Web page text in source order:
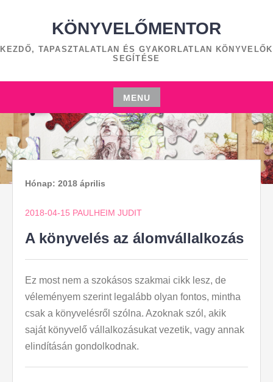
KÖNYVELŐMENTOR
KEZDŐ, TAPASZTALATLAN ÉS GYAKORLATLAN KÖNYVELŐK
SEGÍTÉSE
MENU
Skip
to
content
Hónap: 2018 április
2018-04-15 PAULHEIM JUDIT
A könyvelés az álomvállalkozás
Ez most nem a szokásos szakmai cikk lesz, de
véleményem szerint legalább olyan fontos, mintha
csak a könyvelésről szólna. Azoknak szól, akik
saját könyvelő vállalkozásukat vezetik, vagy annak
elindításán gondolkodnak.